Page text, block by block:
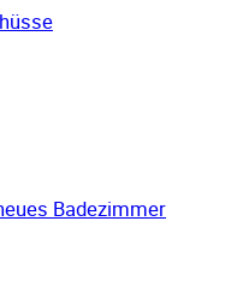
Badezimmer